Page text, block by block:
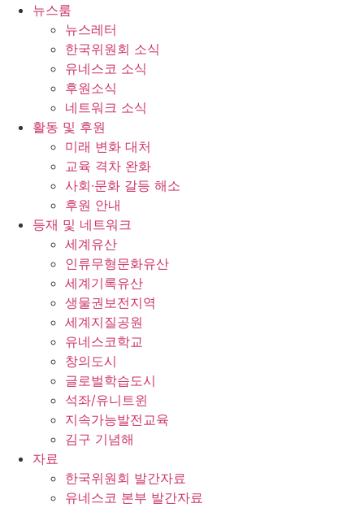
뉴스룸
뉴스레터
한국위원회 소식
유네스코 소식
후원소식
네트워크 소식
활동 및 후원
미래 변화 대처
교육 격차 완화
사회∙문화 갈등 해소
후원 안내
등재 및 네트워크
세계유산
인류무형문화유산
세계기록유산
생물권보전지역
세계지질공원
유네스코학교
창의도시
글로벌학습도시
석좌/유니트윈
지속가능발전교육
김구 기념해
자료
한국위원회 발간자료
유네스코 본부 발간자료